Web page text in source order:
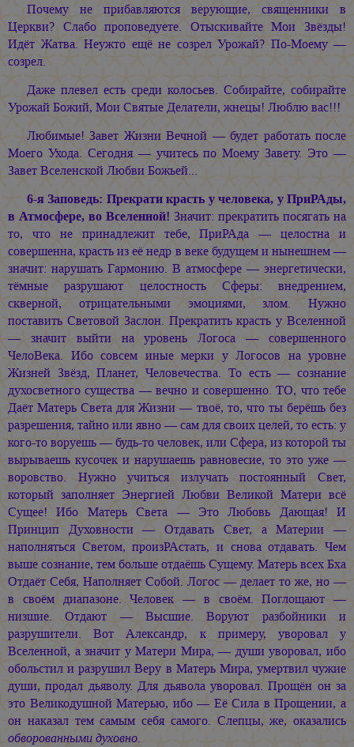
Почему не прибавляются верующие, священники в
Церкви? Слабо проповедуете. Отыскивайте Мои Звёзды!
Идёт Жатва. Неужто ещё не созрел Урожай? По-Моему —
созрел.
Даже плевел есть среди колосьев. Собирайте, собирайте
Урожай Божий, Мои Святые Делатели, жнецы! Люблю вас!!!
Любимые! Завет Жизни Вечной — будет работать после
Моего Ухода. Сегодня — учитесь по Моему Завету. Это —
Завет Вселенской Любви Божьей...
6-я Заповедь: Прекрати красть у человека, у ПриРАды,
в Атмосфере, во Вселенной! Значит: прекратить посягать на
то, что не принадлежит тебе, ПриРАда — целостна и
совершенна, красть из её недр в веке будущем и нынешнем —
значит: нарушать Гармонию. В атмосфере — энергетически,
тёмные разрушают целостность Сферы: внедрением,
скверной, отрицательными эмоциями, злом. Нужно
поставить Световой Заслон. Прекратить красть у Вселенной
— значит выйти на уровень Логоса — совершенного
ЧелоВека. Ибо совсем иные мерки у Логосов на уровне
Жизней Звёзд, Планет, Человечества. То есть — сознание
духосветного существа — вечно и совершенно. ТО, что тебе
Даёт Матерь Света для Жизни — твоё, то, что ты берёшь без
разрешения, тайно или явно — сам для своих целей, то есть: у
кого-то воруешь — будь-то человек, или Сфера, из которой ты
вырываешь кусочек и нарушаешь равновесие, то это уже —
воровство. Нужно учиться излучать постоянный Свет,
который заполняет Энергией Любви Великой Матери всё
Сущее! Ибо Матерь Света — Это Любовь Дающая! И
Принцип Духовности — Отдавать Свет, а Материи —
наполняться Светом, произРАстать, и снова отдавать. Чем
выше сознание, тем больше отдаёшь Сущему. Матерь всех Бха
Отдаёт Себя, Наполняет Собой. Логос — делает то же, но —
в своём диапазоне. Человек — в своём. Поглощают —
низшие. Отдают — Высшие. Воруют разбойники и
разрушители. Вот Александр, к примеру, уворовал у
Вселенной, а значит у Матери Мира, — души уворовал, ибо
обольстил и разрушил Веру в Матерь Мира, умертвил чужие
души, продал дьяволу. Для дьявола уворовал. Прощён он за
это Великодушной Матерью, ибо — Её Сила в Прощении, а
он наказал тем самым себя самого. Слепцы, же, оказались
обворованными духовно.